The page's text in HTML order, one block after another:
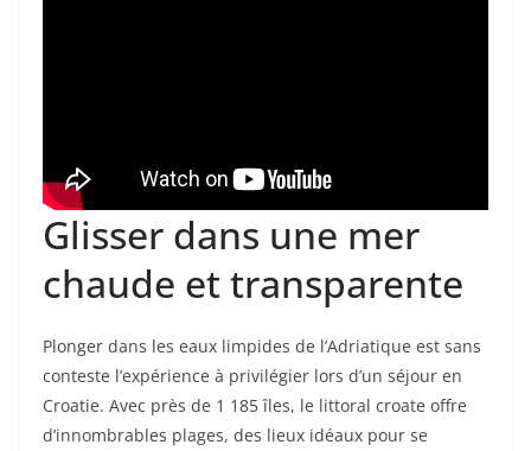
Glisser dans une mer
chaude et transparente
Plonger dans les eaux limpides de l’Adriatique est sans
conteste l’expérience à privilégier lors d’un séjour en
Croatie. Avec près de 1 185 îles, le littoral croate offre
d’innombrables plages, des lieux idéaux pour se